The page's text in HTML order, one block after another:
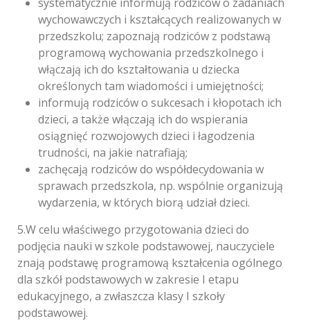
wychowawczych i kształcących realizowanych w
przedszkolu; zapoznają rodziców z podstawą
programową wychowania przedszkolnego i
włączają ich do kształtowania u dziecka
określonych tam wiadomości i umiejętności;
informują rodziców o sukcesach i kłopotach ich
dzieci, a także włączają ich do wspierania
osiągnięć rozwojowych dzieci i łagodzenia
trudności, na jakie natrafiają;
zachęcają rodziców do współdecydowania w
sprawach przedszkola, np. wspólnie organizują
wydarzenia, w których biorą udział dzieci.
5.W celu właściwego przygotowania dzieci do
podjęcia nauki w szkole podstawowej, nauczyciele
znają podstawę programową kształcenia ogólnego
dla szkół podstawowych w zakresie I etapu
edukacyjnego, a zwłaszcza klasy I szkoły
podstawowej.